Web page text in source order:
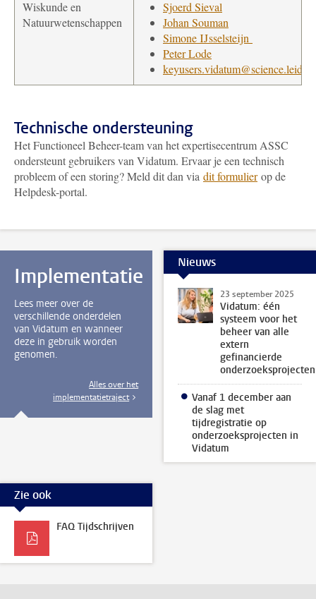
Wiskunde en
Natuurwetenschappen
Sjoerd Sieval
Johan Souman
Simone IJsselsteijn
Peter Lode
Technische ondersteuning
Het Functioneel Beheer-team van het expertisecentrum ASSC
ondersteunt gebruikers van Vidatum. Ervaar je een technisch
probleem of een storing? Meld dit dan via dit formulierop de
Helpdesk-portal.
Implementatie
Lees meer over de
verschillende onderdelen
van Vidatum en wanneer
deze in gebruik worden
genomen.
Alles over het
implementatietraject
Nieuws
23 september 2025
Vidatum: één
systeem voor het
beheer van alle
extern
gefinancierde
onderzoeksprojecten
Vanaf 1 december aan
de slag met
tijdregistratie op
onderzoeksprojecten in
Vidatum
Zie ook
FAQ Tijdschrijven